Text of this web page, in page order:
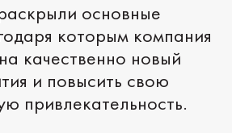
основные
которым компания
качественно новый
и повысить свою
привлекательность.